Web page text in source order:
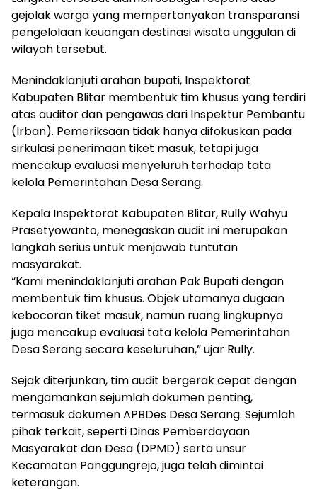
gejolak warga yang mempertanyakan transparansi
pengelolaan keuangan destinasi wisata unggulan di
wilayah tersebut.
Menindaklanjuti arahan bupati, Inspektorat
Kabupaten Blitar membentuk tim khusus yang terdiri
atas auditor dan pengawas dari Inspektur Pembantu
(Irban). Pemeriksaan tidak hanya difokuskan pada
sirkulasi penerimaan tiket masuk, tetapi juga
mencakup evaluasi menyeluruh terhadap tata
kelola Pemerintahan Desa Serang.
Kepala Inspektorat Kabupaten Blitar, Rully Wahyu
Prasetyowanto, menegaskan audit ini merupakan
langkah serius untuk menjawab tuntutan
masyarakat.
“Kami menindaklanjuti arahan Pak Bupati dengan
membentuk tim khusus. Objek utamanya dugaan
kebocoran tiket masuk, namun ruang lingkupnya
juga mencakup evaluasi tata kelola Pemerintahan
Desa Serang secara keseluruhan,” ujar Rully.
Sejak diterjunkan, tim audit bergerak cepat dengan
mengamankan sejumlah dokumen penting,
termasuk dokumen APBDes Desa Serang. Sejumlah
pihak terkait, seperti Dinas Pemberdayaan
Masyarakat dan Desa (DPMD) serta unsur
Kecamatan Panggungrejo, juga telah dimintai
keterangan.